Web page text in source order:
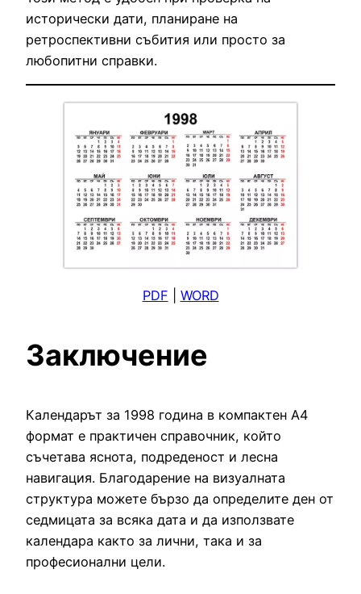
исторически дати, планиране на
ретроспективни събития или просто за
любопитни справки.
PDF WORD
Заключение
Календарът за 1998 година в компактен А4
формат е практичен справочник, който
съчетава яснота, подреденост и лесна
навигация. Благодарение на визуалната
структура можете бързо да определите ден от
седмицата за всяка дата и да използвате
календара както за лични, така и за
професионални цели.